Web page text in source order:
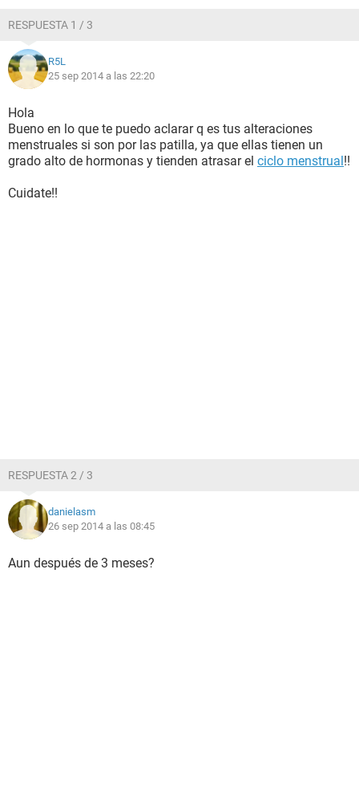
RESPUESTA 1 / 3
R5L
25 sep 2014 a las 22:20
Hola
Bueno en lo que te puedo aclarar q es tus alteraciones
menstruales si son por las patilla, ya que ellas tienen un
grado alto de hormonas y tienden atrasar el ciclo menstrual!!
Cuidate!!
RESPUESTA 2 / 3
danielasm
26 sep 2014 a las 08:45
Aun después de 3 meses?